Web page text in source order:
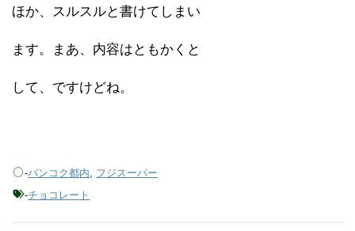
ほか、スルスルと書けてしまい
ます。まあ、内容はともかくと
して、ですけどね。
-バンコク都内
フジスーパー
-チョコレート